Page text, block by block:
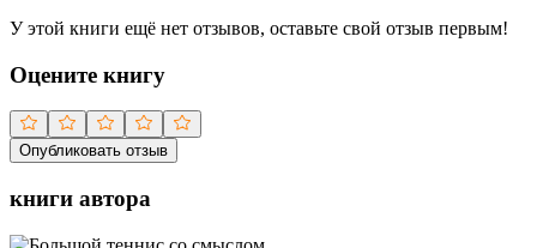
У этой книги ещё нет отзывов, оставьте свой отзыв первым!
Оцените книгу
Опубликовать отзыв
книги автора